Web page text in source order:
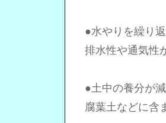
●水やりを繰り返
排水性や通気性
●土中の養分が減
腐葉土などに含